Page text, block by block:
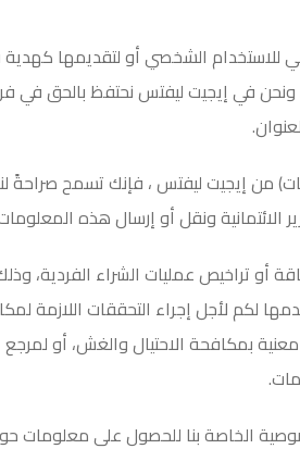
للاستخدام الشخصي أو لتقديمها
ونحن في إيجيت ليفتس نحتفظ بالحق
.
من إيجيت ليفتس ، فإنك تسمح صراحةً
الائتمانية ونقل أو إرسال هذه
أو تراخيص عمليات الشراء الفردية،
لكم لأجل إجراء التحققات
بمكافحة الاحتيال والغش، أو
.
الخاصة بنا للحصول على معلومات